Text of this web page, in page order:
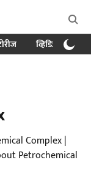
व्हिडिओ
Complex |
Petrochemical